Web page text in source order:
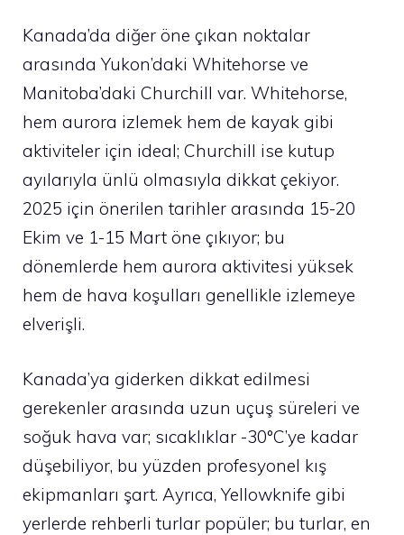
Kanada’da diğer öne çıkan noktalar
arasında Yukon’daki Whitehorse ve
Manitoba’daki Churchill var. Whitehorse,
hem aurora izlemek hem de kayak gibi
aktiviteler için ideal; Churchill ise kutup
ayılarıyla ünlü olmasıyla dikkat çekiyor.
2025 için önerilen tarihler arasında 15-20
Ekim ve 1-15 Mart öne çıkıyor; bu
dönemlerde hem aurora aktivitesi yüksek
hem de hava koşulları genellikle izlemeye
elverişli.
Kanada’ya giderken dikkat edilmesi
gerekenler arasında uzun uçuş süreleri ve
soğuk hava var; sıcaklıklar -30°C’ye kadar
düşebiliyor, bu yüzden profesyonel kış
ekipmanları şart. Ayrıca, Yellowknife gibi
yerlerde rehberli turlar popüler; bu turlar, en